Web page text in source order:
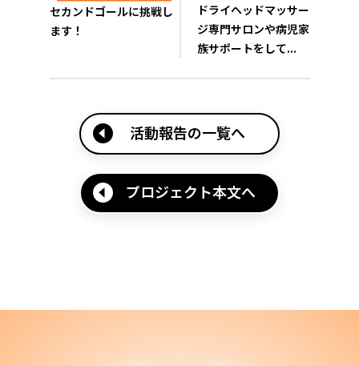
セカンドゴールに挑戦し
ます！
ドライヘッドマッサー
ジ専門サロンや病児家
族サポートをして...
活動報告の一覧へ
プロジェクト本文へ